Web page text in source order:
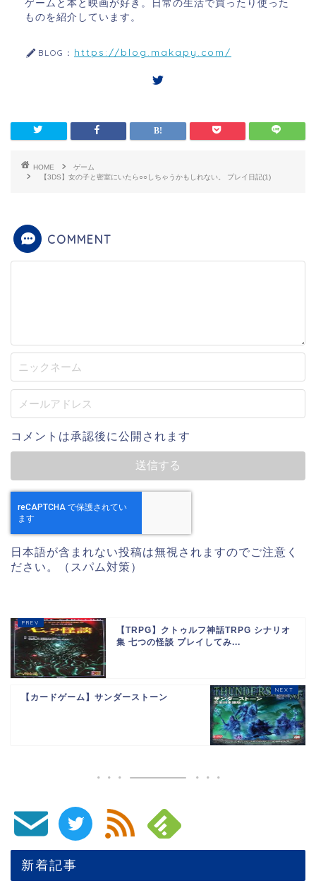
ゲームと本と映画が好き。日常の生活で買ったり使った
ものを紹介しています。
BLOG： https://blog.makapy.com/
HOME
ゲーム
【3DS】女の子と密室にいたら○○しちゃうかもしれない。 プレイ日記(1)
COMMENT
コメントは承認後に公開されます
日本語が含まれない投稿は無視されますのでご注意く
ださい。（スパム対策）
【TRPG】クトゥルフ神話TRPG シナリオ
集 七つの怪談 プレイしてみ...
【カードゲーム】サンダーストーン
新着記事